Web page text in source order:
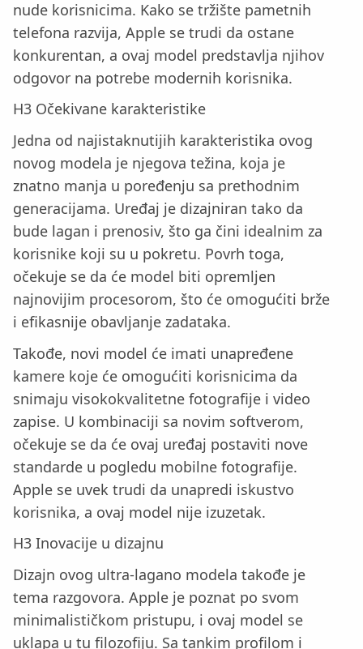
nude korisnicima. Kako se tržište pametnih
telefona razvija, Apple se trudi da ostane
konkurentan, a ovaj model predstavlja njihov
odgovor na potrebe modernih korisnika.
H3 Očekivane karakteristike
Jedna od najistaknutijih karakteristika ovog
novog modela je njegova težina, koja je
znatno manja u poređenju sa prethodnim
generacijama. Uređaj je dizajniran tako da
bude lagan i prenosiv, što ga čini idealnim za
korisnike koji su u pokretu. Povrh toga,
očekuje se da će model biti opremljen
najnovijim procesorom, što će omogućiti brže
i efikasnije obavljanje zadataka.
Takođe, novi model će imati unapređene
kamere koje će omogućiti korisnicima da
snimaju visokokvalitetne fotografije i video
zapise. U kombinaciji sa novim softverom,
očekuje se da će ovaj uređaj postaviti nove
standarde u pogledu mobilne fotografije.
Apple se uvek trudi da unapredi iskustvo
korisnika, a ovaj model nije izuzetak.
H3 Inovacije u dizajnu
Dizajn ovog ultra-lagano modela takođe je
tema razgovora. Apple je poznat po svom
minimalističkom pristupu, i ovaj model se
uklapa u tu filozofiju. Sa tankim profilom i